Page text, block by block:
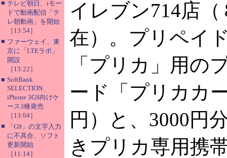
■ テレビ朝日、iモー
ドで動画配信「テ
レ朝動画」を開始
［13:54］
■ ファーウェイ、東
京に「LTEラボ」
開設
［13:22］
■ SoftBank
SELECTION、
iPhone 3GS向けケ
ース3種発売
［13:04］
■
「G9」の文字入力
に不具合、ソフト
更新開始
［11:14］
イレブン714店（
在）。プリペイ
「プリカ」用の
ード「プリカカ
円）と、3000円
きプリカ専用携